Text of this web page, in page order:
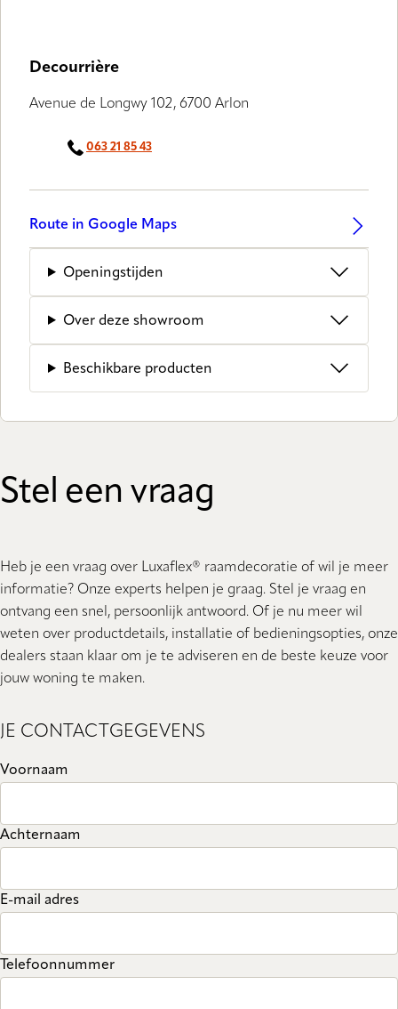
Decourrière
Avenue de Longwy 102, 6700 Arlon
063 21 85 43
Route in Google Maps
Openingstijden
Over deze showroom
Beschikbare producten
Stel een vraag
Heb je een vraag over Luxaflex® raamdecoratie of wil je meer
informatie? Onze experts helpen je graag. Stel je vraag en
ontvang een snel, persoonlijk antwoord. Of je nu meer wil
weten over productdetails, installatie of bedieningsopties, onze
dealers staan ​​klaar om je te adviseren en de beste keuze voor
jouw woning te maken.
JE CONTACTGEGEVENS
Voornaam
Achternaam
E-mail adres
Telefoonnummer